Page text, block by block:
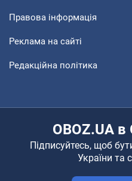
Правова інформація
Реклама на сайті
Редакційна політика
OBOZ.UA
Підписуйтесь, щоб
України та